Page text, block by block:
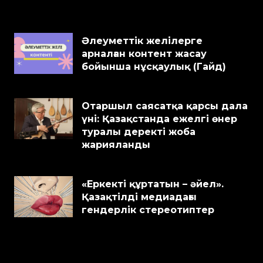
Әлеуметтік желілерге
арналған контент жасау
бойынша нұсқаулық (Гайд)
Отаршыл саясатқа қарсы дала
үні: Қазақстанда ежелгі өнер
туралы деректі жоба
жарияланды
«Еркекті құртатын – әйел».
Қазақтілді медиадағы
гендерлік стереотиптер